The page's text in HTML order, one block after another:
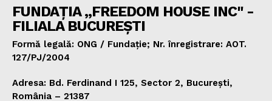
FUNDAȚIA „FREEDOM HOUSE INC" -
FILIALA BUCUREȘTI
Formă legală: ONG / Fundație; Nr. înregistrare: AOT.
127/PJ/2004
Adresa: Bd. Ferdinand I 125, Sector 2, București,
România – 21387